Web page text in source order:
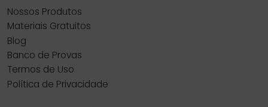
Nossos Produtos
Materiais Gratuitos
Blog
Banco de Provas
Termos de Uso
Política de Privacidade